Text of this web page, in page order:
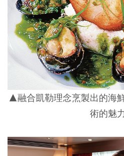
▲融合凱勒理念烹製出的海
術的魅力